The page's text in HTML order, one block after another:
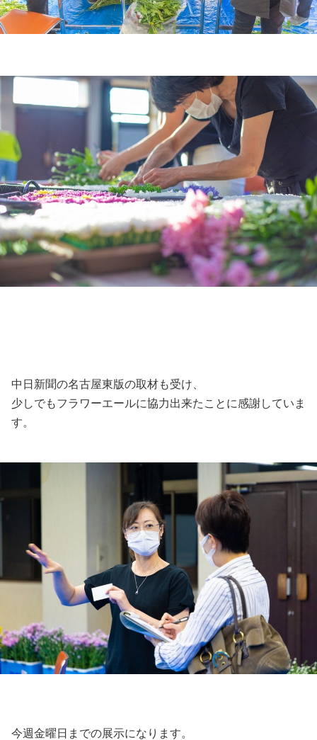
中日新聞の名古屋東版の取材も受け、
少しでもフラワーエールに協力出来たことに感謝していま
す。
今週金曜日までの展示になります。